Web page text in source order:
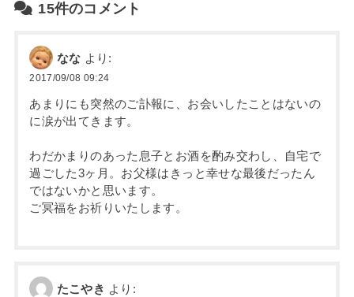
15件のコメント
なな より:
2017/09/08 09:24
あまりにも突然のご訃報に、お会いしたことはないの
に涙が出てきます。
わだかまりのあった息子とお酒を酌み交わし、自宅で
過ごした3ヶ月。お父様はきっと幸せな最後だったん
ではないかと思います。
ご冥福をお祈りいたします。
たこやき より: